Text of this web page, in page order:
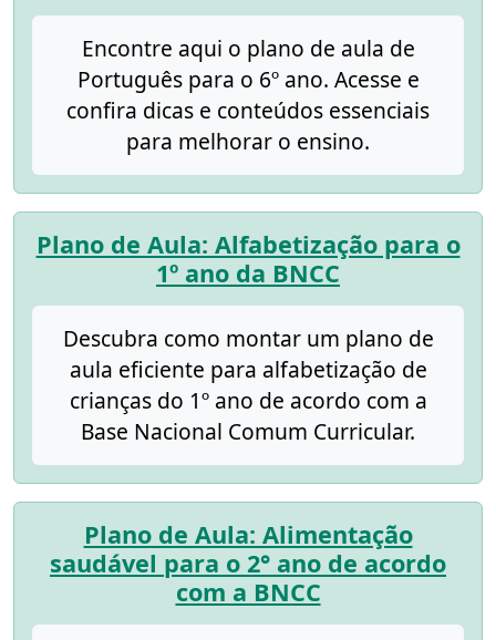
Encontre aqui o plano de aula de
Português para o 6º ano. Acesse e
confira dicas e conteúdos essenciais
para melhorar o ensino.
Plano de Aula: Alfabetização para o
1º ano da BNCC
Descubra como montar um plano de
aula eficiente para alfabetização de
crianças do 1º ano de acordo com a
Base Nacional Comum Curricular.
Plano de Aula: Alimentação
saudável para o 2° ano de acordo
com a BNCC